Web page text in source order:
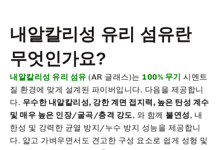
내알칼리성 유리 섬유란
무엇인가요?
내알칼리성 유리 섬유 (AR 글래스)는 100% 무기 시멘트
질 환경에 맞게 설계된 파이버입니다. 다음을 제공합니
다. 우수한 내알칼리성, 강한 계면 접지력, 높은 탄성 계수
및 매우 높은 인장/굴곡/충격 강도, 와 함께 불연성, 내
한성 및 강력한 균열 방지/누수 방지 성능을 제공합니
다. 얇고 가벼우면서도 견고한 구성 요소로 쉽게 성형 및